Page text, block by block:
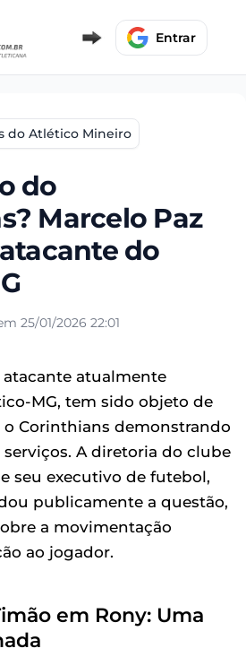
Entrar
do Atlético Mineiro
do
Marcelo Paz
do
25/01/2026 22:01
atacante atualmente
MG, tem sido objeto de
o Corinthians demonstrando
serviços. A diretoria do clube
seu executivo de futebol,
publicamente a questão,
a movimentação
ao jogador.
em Rony: Uma